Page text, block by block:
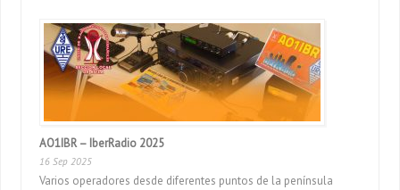
AO1IBR – IberRadio 2025
16 Sep 2025
Varios operadores desde diferentes puntos de la península